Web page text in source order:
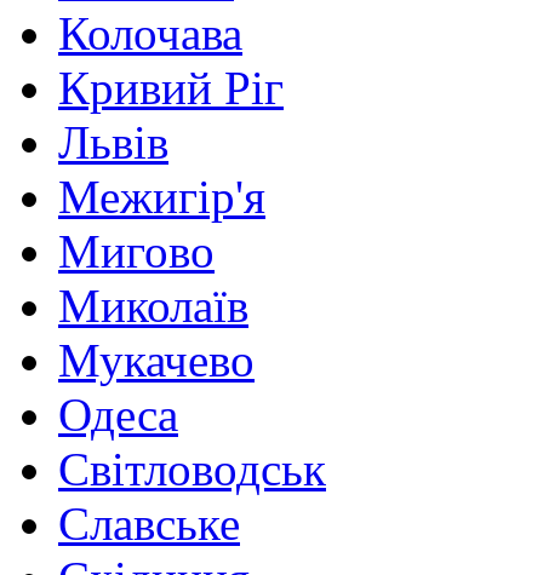
Колочава
Кривий Ріг
Львів
Межигір'я
Мигово
Миколаїв
Мукачево
Одеса
Світловодськ
Славське